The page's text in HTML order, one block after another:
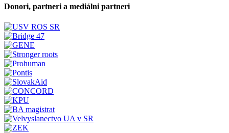
Donori, partneri a mediálni partneri